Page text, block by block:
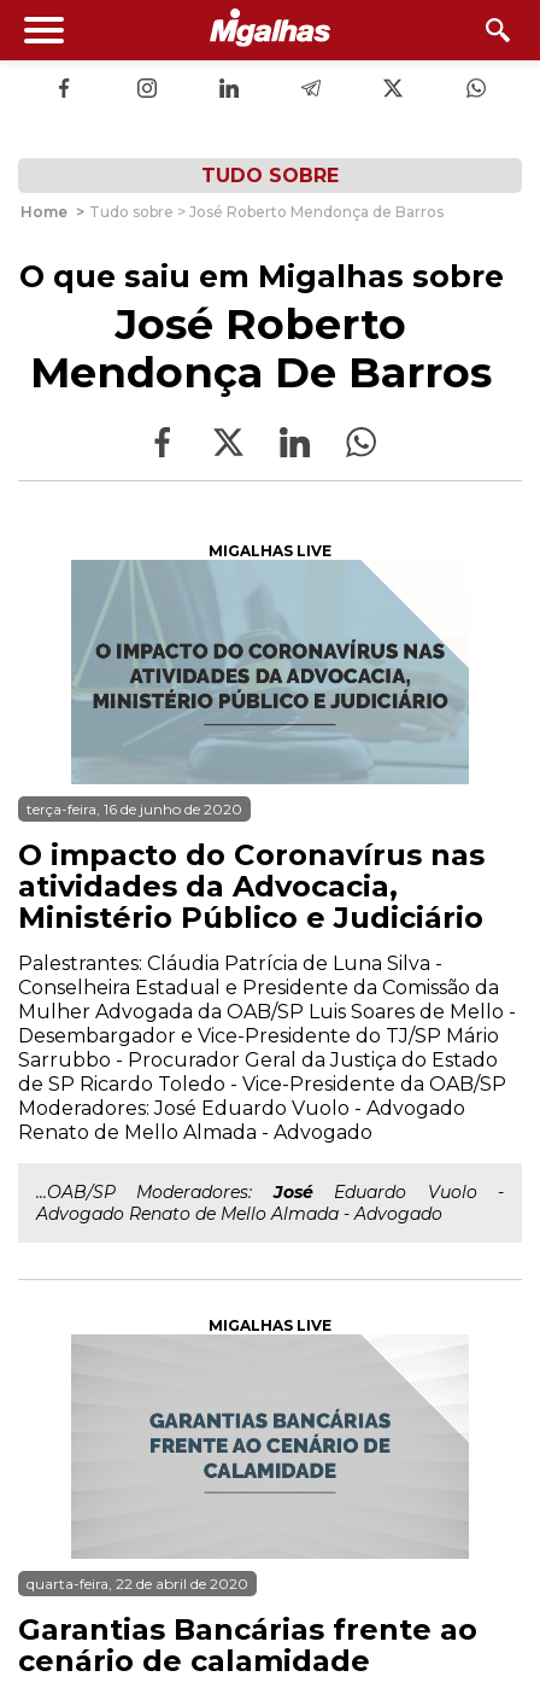
TUDO SOBRE
Home > Tudo sobre > José Roberto Mendonça de Barros
O que saiu em Migalhas sobre
José Roberto
Mendonça De Barros
MIGALHAS LIVE
terça-feira, 16 de junho de 2020
O impacto do Coronavírus nas
atividades da Advocacia,
Ministério Público e Judiciário
Palestrantes: Cláudia Patrícia de Luna Silva -
Conselheira Estadual e Presidente da Comissão da
Mulher Advogada da OAB/SP Luis Soares de Mello -
Desembargador e Vice-Presidente do TJ/SP Mário
Sarrubbo - Procurador Geral da Justiça do Estado
de SP Ricardo Toledo - Vice-Presidente da OAB/SP
Moderadores: José Eduardo Vuolo - Advogado
Renato de Mello Almada - Advogado
...OAB/SP Moderadores:JoséEduardo Vuolo -
Advogado Renato de Mello Almada - Advogado
MIGALHAS LIVE
quarta-feira, 22 de abril de 2020
Garantias Bancárias frente ao
cenário de calamidade